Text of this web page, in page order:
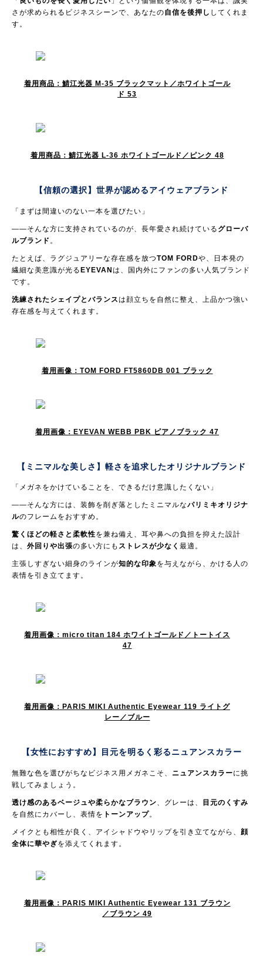
さが求められるビジネスシーンで、あなたの自信を後押し してくれま
す。
着用商品：鯖江光器 M-35 ブラックマット／ホワイトゴール
ド 53
着用商品：鯖江光器 L-36 ホワイトゴールド／ピンク 48
【信頼の選択】世界が認めるアイウェアブランド
「まずは間違いのない一本を選びたい」
——そんな方に支持されているのが、長年愛され続けている グローバ
ルブランド 。
たとえば、ラグジュアリーな存在感を放つTOM FORDや、日本発の
繊細な美意識が光るEYEVANは、国内外にファンの多い人気ブランド
です。
洗練されたシェイプとバランスは顔立ちを自然に整え、上品かつ強い
存在感を与えてくれます。
着用画像：TOM FORD FT5860DB 001 ブラック
着用画像：EYEVAN WEBB PBK ピアノブラック 47
【ミニマルな美しさ】軽さを追求したオリジナルブランド
「メガネをかけていることを、できるだけ意識したくない」
——そんな方には、装飾を削ぎ落としたミニマルなパリミキオリジナ
ルのフレームをおすすめ。
驚くほどの軽さと柔軟性を兼ね備え、耳や鼻への負担を抑えた設計
は、 外回りや出張の多い方にも ストレスが少なく 最適。
主張しすぎない細身のラインが知的な印象を与えながら、かける人の
表情を引き立てます。
着用画像：micro titan 184 ホワイトゴールド／トートイス
47
着用画像：PARIS MIKI Authentic Eyewear 119 ライトグ
レー／ブルー
【女性におすすめ】目元を明るく彩るニュアンスカラー
無難な色を選びがちなビジネス用メガネこそ、 ニュアンスカラーに挑
戦してみましょう。
透け感のあるベージュや柔らかなブラウン 、グレーは、 目元のくすみ
を自然にカバーし、表情を トーンアップ。
メイクとも相性が良く、アイシャドウやリップを引き立てながら、 顔
全体に華やぎを添えてくれます。
着用画像：PARIS MIKI Authentic Eyewear 131 ブラウン
／ブラウン 49